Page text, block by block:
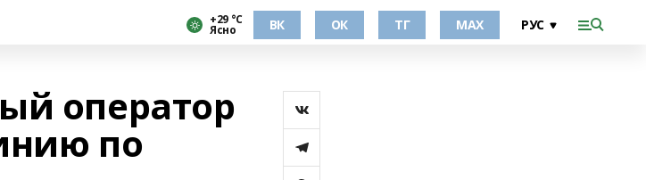
+29 °С
Ясно ВК ОК ТГ МАХ
оператор
по